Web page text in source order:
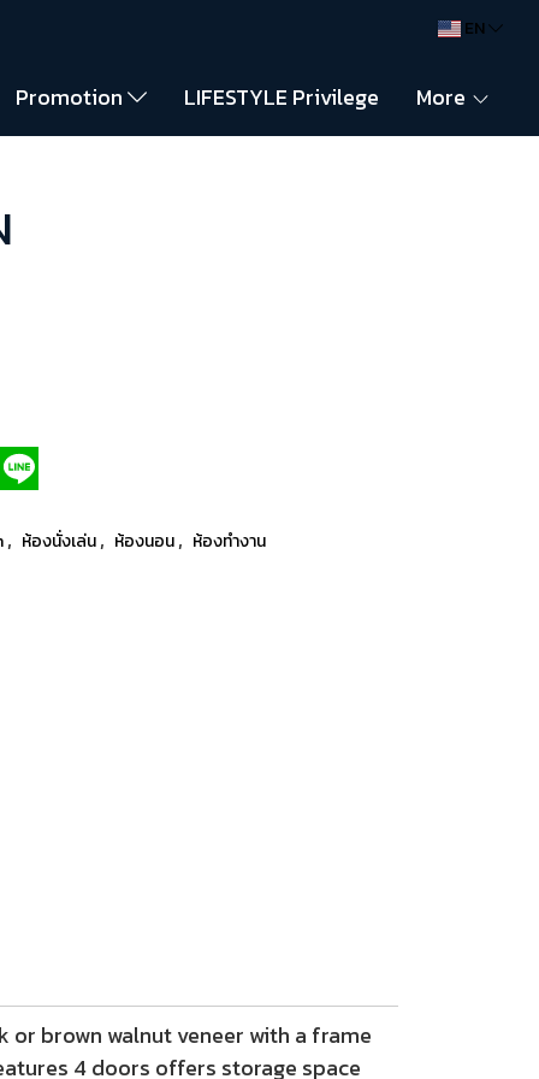
EN
Promotion LIFESTYLE Privilege More
, ห้องนั่งเล่น, ห้องนอน, ห้องทำงาน
brown walnut veneer with a frame
4 doors offers storage space